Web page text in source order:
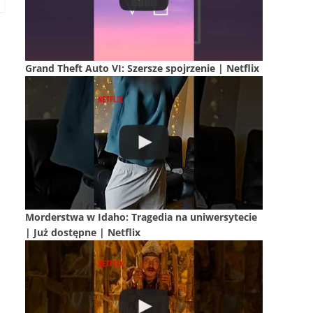
Grand Theft Auto VI: Szersze spojrzenie | Netflix
Morderstwa w Idaho: Tragedia na uniwersytecie
| Już dostępne | Netflix